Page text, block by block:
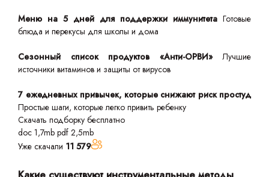
Меню на 5 дней для поддержки иммунитета Готовые
блюда и перекусы для школы и дома
Сезонный список продуктов «Анти-ОРВИ»
Лучшие
источники витаминов и защиты от вирусов
7 ежедневных привычек, которые снижают риск простуд
Простые шаги, которые легко привить ребенку
Скачать подборку бесплатно
doc 1,7mb pdf 2,5mb
Уже скачали 11 579